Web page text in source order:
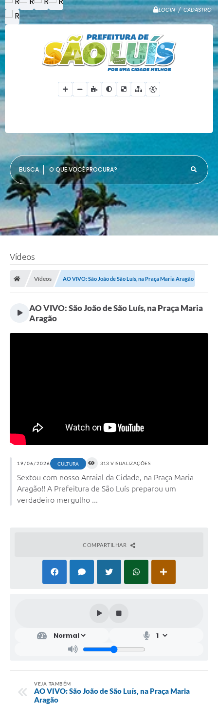
LOGIN / CADASTRO
O QUE VOCÊ PROCURA?
Vídeos
Vídeos AO VIVO: São João de São Luís, na Praça Maria Aragão
AO VIVO: São João de São Luís, na Praça Maria
Aragão
19/06/2026 CULTURA 313 VISUALIZAÇÕES
Sextou com nosso Arraial da Cidade, na Praça Maria
Aragão!! A Prefeitura de São Luís preparou um
verdadeiro mergulho ...
COMPARTILHAR
VEJA TAMBÉM
AO VIVO: São João de São Luís, na Praça Maria
Aragão